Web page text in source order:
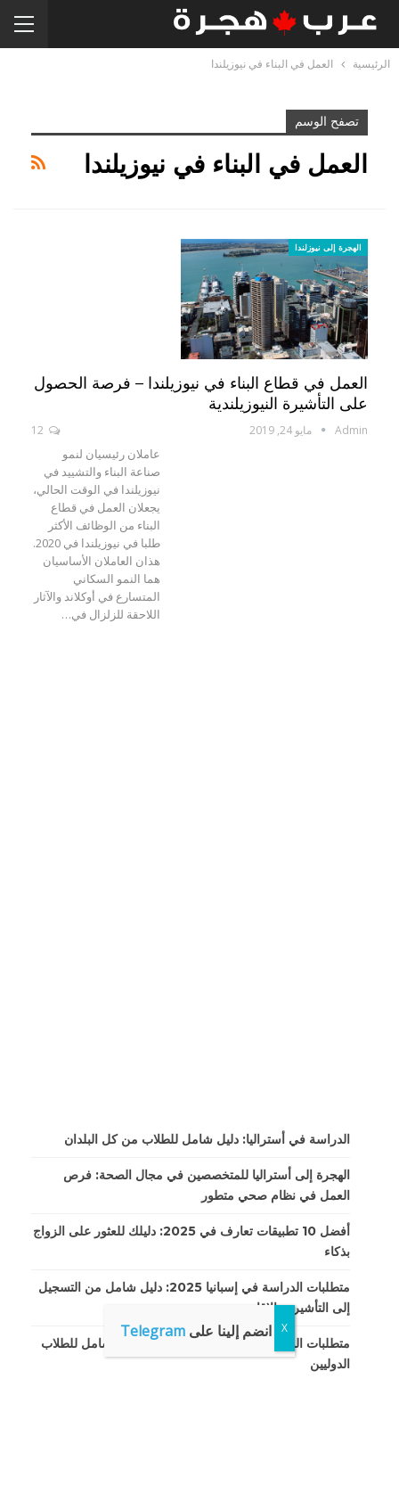
الرئيسية العمل في البناء في نيوزيلندا
تصفح الوسم
العمل في البناء في نيوزيلندا
الهجرة إلى نيوزلندا
العمل في قطاع البناء في نيوزيلندا – فرصة الحصول
على التأشيرة النيوزيلندية
Admin مايو 24, 2019
عاملان رئيسيان لنمو
صناعة البناء والتشييد في
نيوزيلندا في الوقت الحالي،
يجعلان العمل في قطاع
البناء من الوظائف الأكثر
طلبا في نيوزيلندا في 2020.
هذان العاملان الأساسيان
هما النمو السكاني
المتسارع في أوكلاند والآثار
اللاحقة للزلزال في…
الدراسة في أستراليا: دليل شامل للطلاب من كل البلدان
الهجرة إلى أستراليا للمتخصصين في مجال الصحة: فرص
العمل في نظام صحي متطور
أفضل 10 تطبيقات تعارف في 2025: دليلك للعثور على الزواج
بذكاء
متطلبات الدراسة في إسبانيا 2025: دليل شامل من التسجيل
إلى التأشيرة والإقامة
متطلبات الدراسة في الصين لعام 2025: دليل شامل للطلاب
الدوليين
انضم إلينا على Telegram